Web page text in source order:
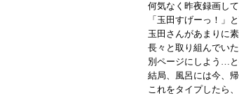
何気なく昨夜録画し
「玉田すげーっ！」
玉田さんがあまりに
長々と取り組んでい
別ページにしよう…と
結局、風呂には今、
これをタイプしたら